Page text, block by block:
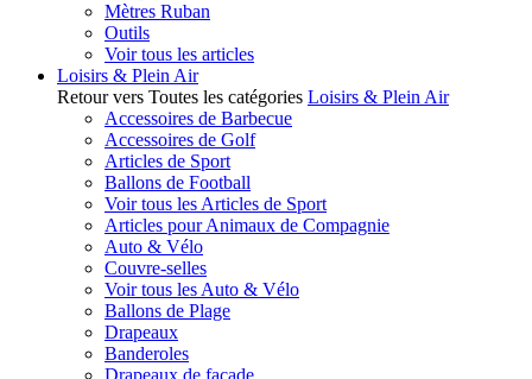
Mètres Ruban
Outils
Voir tous les articles
Loisirs & Plein Air
Retour vers Toutes les catégories Loisirs & Plein Air
Accessoires de Barbecue
Accessoires de Golf
Articles de Sport
Ballons de Football
Voir tous les Articles de Sport
Articles pour Animaux de Compagnie
Auto & Vélo
Couvre-selles
Voir tous les Auto & Vélo
Ballons de Plage
Drapeaux
Banderoles
Drapeaux de facade